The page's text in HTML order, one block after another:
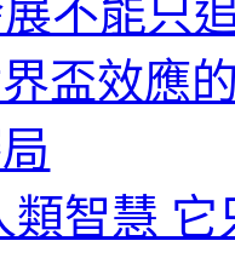
不能只
盃效應
智慧